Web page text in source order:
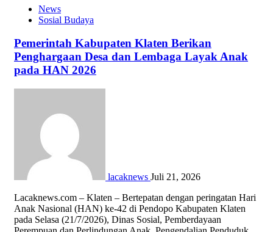
News
Sosial Budaya
Pemerintah Kabupaten Klaten Berikan
Penghargaan Desa dan Lembaga Layak Anak
pada HAN 2026
lacaknews Juli 21, 2026
Lacaknews.com – Klaten – Bertepatan dengan peringatan Hari
Anak Nasional (HAN) ke-42 di Pendopo Kabupaten Klaten
pada Selasa (21/7/2026), Dinas Sosial, Pemberdayaan